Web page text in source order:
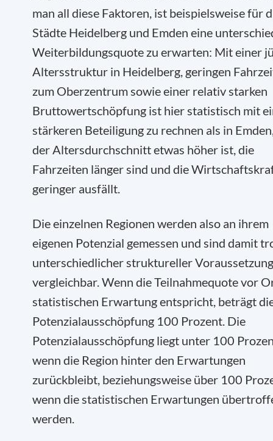
man all diese Faktoren, ist beispielsweise für
Städte Heidelberg und Emden eine
Weiterbildungsquote zu erwarten: Mit einer
Altersstruktur in Heidelberg, geringen
zum Oberzentrum sowie einer relativ starken
Bruttowertschöpfung ist hier statistisch mit
stärkeren Beteiligung zu rechnen als in
der Altersdurchschnitt etwas höher ist, die
Fahrzeiten länger sind und die
geringer ausfällt.
Die einzelnen Regionen werden also an ihrem
eigenen Potenzial gemessen und sind damit
unterschiedlicher struktureller
vergleichbar. Wenn die Teilnahmequote vor
statistischen Erwartung entspricht, beträgt
Potenzialausschöpfung 100 Prozent. Die
Potenzialausschöpfung liegt unter 100
wenn die Region hinter den Erwartungen
zurückbleibt, beziehungsweise über 100
wenn die statistischen Erwartungen
werden.